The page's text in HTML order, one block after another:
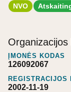
NVO
ĮMONĖS KODAS
126092067
REGISTRACIJOS
2002-11-19